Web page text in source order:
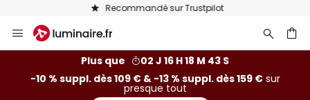
Recommandé sur Trustpilot
Allez
au
Plus que
02 J 16 H 18 M 43 S
-10 % suppl. dès 109 € & -13 % suppl. dès 159 €sur
presque tout